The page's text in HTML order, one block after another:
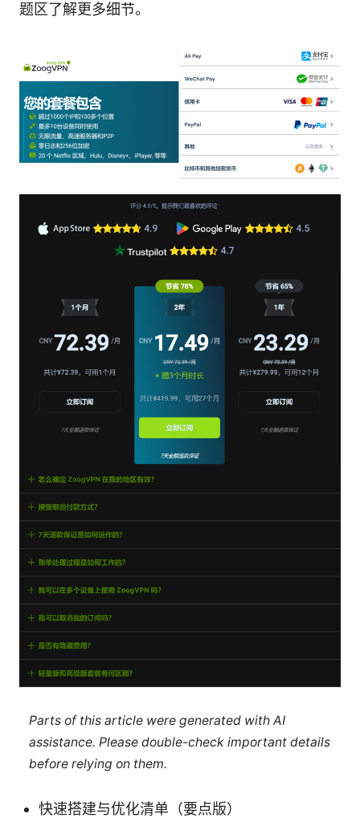
题区了解更多细节。
Parts of this article were generated with AI
assistance. Please double-check important details
before relying on them.
快速搭建与优化清单（要点版）